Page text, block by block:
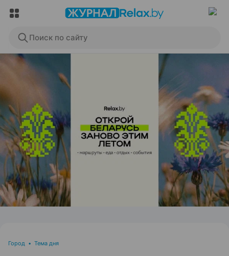
Поиск по сайту
ЭФФЕКТИВНАЯ РЕКЛАМА НА САЙТЕ
Город • Тема дня